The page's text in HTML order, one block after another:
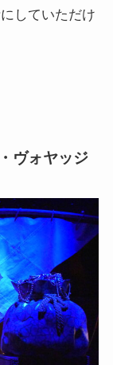
していただけ
ヴォヤッジ